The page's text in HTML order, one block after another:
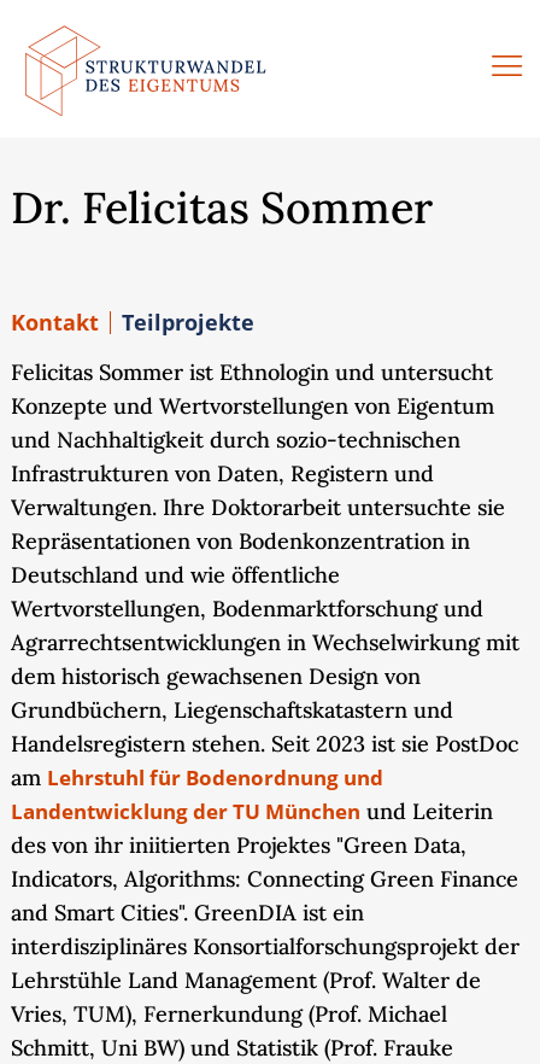
Zum
Inhalt
springen
Dr. Felicitas Sommer
Kontakt Teilprojekte
Felicitas Sommer ist Ethnologin und untersucht
Konzepte und Wertvorstellungen von Eigentum
und Nachhaltigkeit durch sozio-technischen
Infrastrukturen von Daten, Registern und
Verwaltungen. Ihre Doktorarbeit untersuchte sie
Repräsentationen von Bodenkonzentration in
Deutschland und wie öffentliche
Wertvorstellungen, Bodenmarktforschung und
Agrarrechtsentwicklungen in Wechselwirkung mit
dem historisch gewachsenen Design von
Grundbüchern, Liegenschaftskatastern und
Handelsregistern stehen. Seit 2023 ist sie PostDoc
am Lehrstuhl für Bodenordnung und
Landentwicklung der TU München und Leiterin
des von ihr iniitierten Projektes "Green Data,
Indicators, Algorithms: Connecting Green Finance
and Smart Cities". GreenDIA ist ein
interdisziplinäres Konsortialforschungsprojekt der
Lehrstühle Land Management (Prof. Walter de
Vries, TUM), Fernerkundung (Prof. Michael
Schmitt, Uni BW) und Statistik (Prof. Frauke